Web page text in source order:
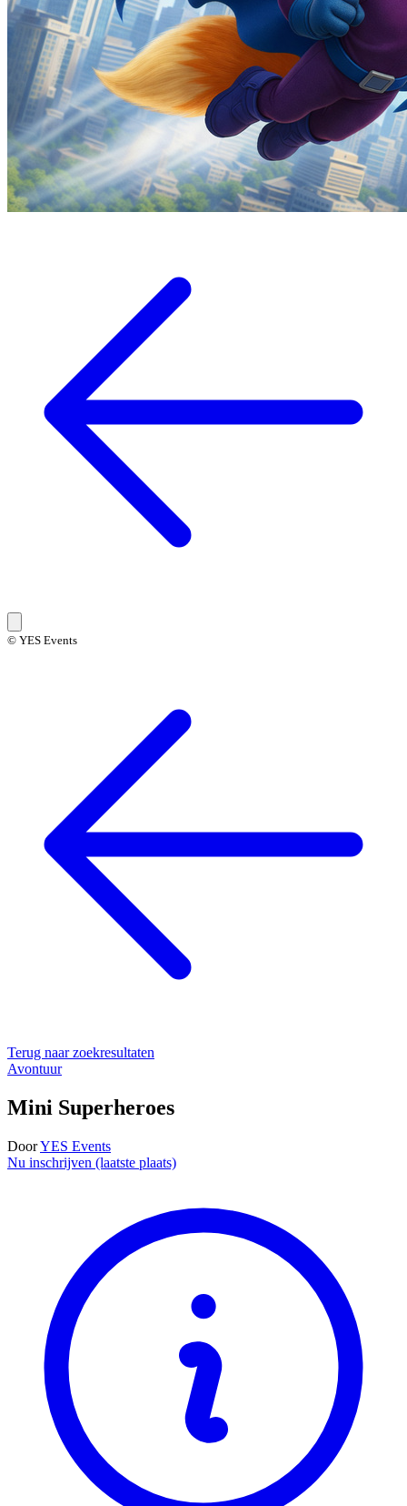
© YES Events
Terug naar zoekresultaten
Avontuur
Mini Superheroes
DoorYES Events
Nu inschrijven (laatste plaats)